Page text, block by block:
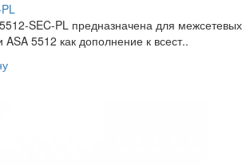
SEC-PL предназначена для межсетевых
5512 как дополнение к всест..